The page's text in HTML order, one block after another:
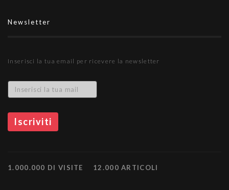
Newsletter
Inserisci la tua email per ricevere la newsletter
1.000.000 DI VISITE 12.000 ARTICOLI